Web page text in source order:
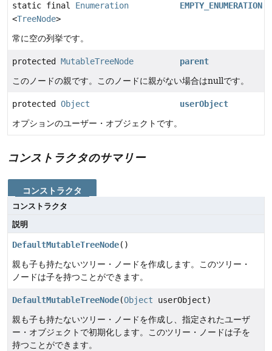
static final Enumeration
<TreeNode>
EMPTY_ENUMERATION
常に空の列挙です。
protected MutableTreeNode
parent
このノードの親です。このノードに親がない場合はnullです。
protected Object
userObject
オプションのユーザー・オブジェクトです。
コンストラクタのサマリー
コンストラクタ
コンストラクタ
説明
DefaultMutableTreeNode()
親も子も持たないツリー・ノードを作成します。このツリー・
ノードは子を持つことができます。
DefaultMutableTreeNode(Object userObject)
親も子も持たないツリー・ノードを作成し、指定されたユーザ
ー・オブジェクトで初期化します。このツリー・ノードは子を
持つことができます。